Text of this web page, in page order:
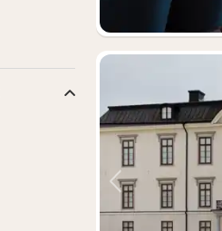
Vorige foto